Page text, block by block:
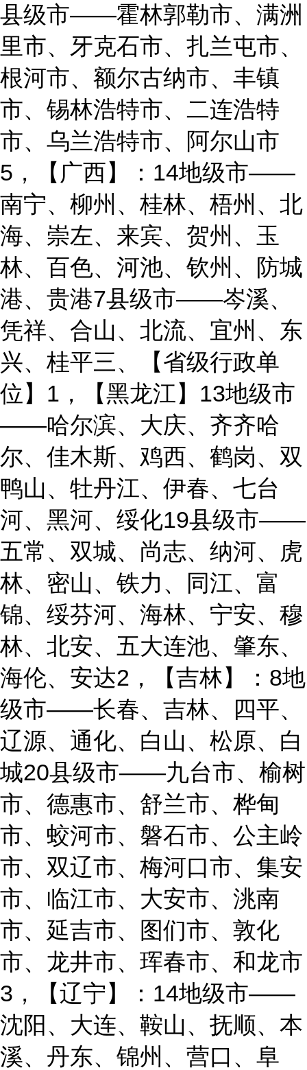
县级市——霍林郭勒市、满洲
里市、牙克石市、扎兰屯市、
根河市、额尔古纳市、丰镇
市、锡林浩特市、二连浩特
市、乌兰浩特市、阿尔山市
5，【广西】：14地级市——
南宁、柳州、桂林、梧州、北
海、崇左、来宾、贺州、玉
林、百色、河池、钦州、防城
港、贵港7县级市——岑溪、
凭祥、合山、北流、宜州、东
兴、桂平三、【省级行政单
位】1，【黑龙江】13地级市
——哈尔滨、大庆、齐齐哈
尔、佳木斯、鸡西、鹤岗、双
鸭山、牡丹江、伊春、七台
河、黑河、绥化19县级市——
五常、双城、尚志、纳河、虎
林、密山、铁力、同江、富
锦、绥芬河、海林、宁安、穆
林、北安、五大连池、肇东、
海伦、安达2，【吉林】：8地
级市——长春、吉林、四平、
辽源、通化、白山、松原、白
城20县级市——九台市、榆树
市、德惠市、舒兰市、桦甸
市、蛟河市、磐石市、公主岭
市、双辽市、梅河口市、集安
市、临江市、大安市、洮南
市、延吉市、图们市、敦化
市、龙井市、珲春市、和龙市
3，【辽宁】：14地级市——
沈阳、大连、鞍山、抚顺、本
溪、丹东、锦州、营口、阜